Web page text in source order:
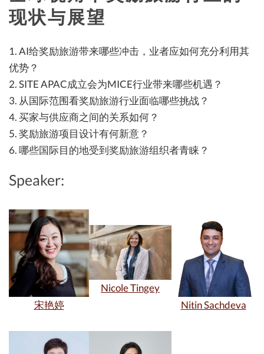
现状与展望
1. AI给奖励旅游带来哪些冲击，业者应如何充分利用其
优势？
2. SITE APAC成立会为MICE行业带来哪些机遇？
3. 从国际范围看奖励旅游行业面临哪些挑战？
4. 买家与供应商之间的关系如何？
5. 奖励旅游项目设计有何新意？
6. 哪些国际目的地受到奖励旅游组织者青睐？
Speaker:
宋艳婷
Nicole Tingey
Nitin Sachdeva